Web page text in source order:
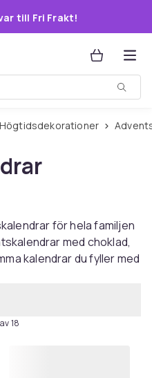
till Fri Frakt!
Högtidsdekorationer
för hela familjen
med choklad,
kalendrar du fyller med
18